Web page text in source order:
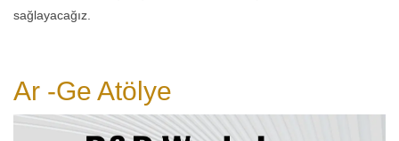
sağlayacağız.
Ar -Ge Atölye